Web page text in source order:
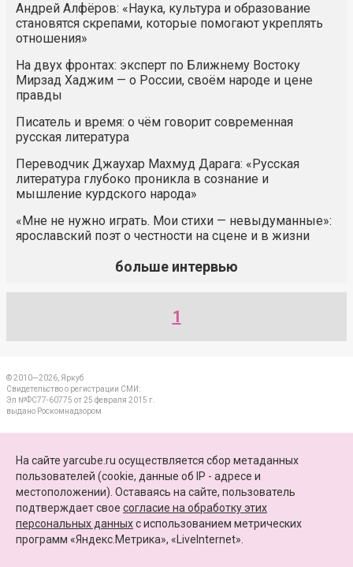
Андрей Алфёров: «Наука, культура и образование
становятся скрепами, которые помогают укреплять
отношения»
На двух фронтах: эксперт по Ближнему Востоку
Мирзад Хаджим — о России, своём народе и цене
правды
Писатель и время: о чём говорит современная
русская литература
Переводчик Джаухар Махмуд Дарага: «Русская
литература глубоко проникла в сознание и
мышление курдского народа»
«Мне не нужно играть. Мои стихи — невыдуманные»:
ярославский поэт о честности на сцене и в жизни
больше интервью
1
© 2010—2026, Яркуб
Свидетельство о регистрации СМИ:
Эл №ФС77-60775 от 25 февраля 2015 г.
выдано Роскомнадзором
ПАРТНЕРЫ
КАРТА САЙТА
+7 (4852) 64-15-52
На сайте yarcube.ru осуществляется сбор метаданных
пользователей (cookie, данные об IP - адресе и
местоположении). Оставаясь на сайте, пользователь
подтверждает свое согласие на обработку этих
персональных данныхc использованием метрических
программ «Яндекс.Метрика», «LiveInternet».